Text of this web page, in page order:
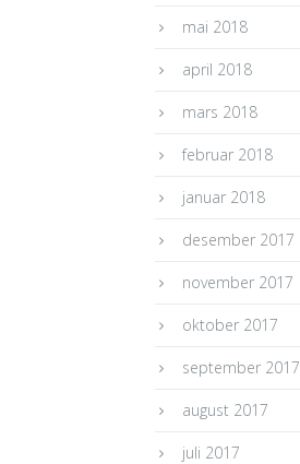
mai 2018
april 2018
mars 2018
februar 2018
januar 2018
desember 2017
november 2017
oktober 2017
september 2017
august 2017
juli 2017